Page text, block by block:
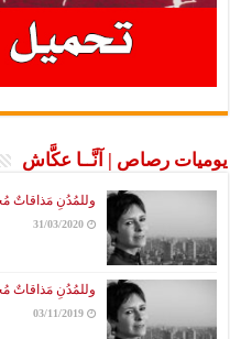
يوميات رصاص | آنَّــا عكَّاش
وللمُدُنِ مَذاقاتٌ
31/03/2020
وللمُدُنِ مَذاقاتٌ
03/11/2019